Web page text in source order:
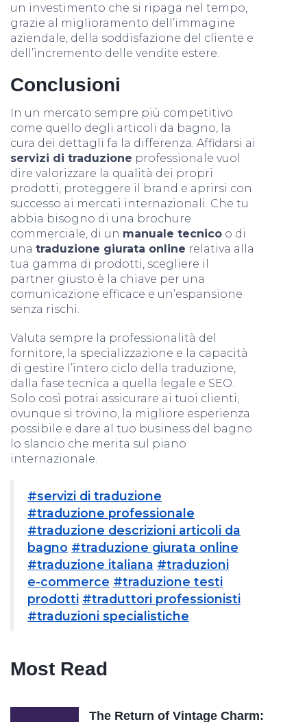
un investimento che si ripaga nel tempo,
grazie al miglioramento dell’immagine
aziendale, della soddisfazione del cliente e
dell’incremento delle vendite estere.
Conclusioni
In un mercato sempre più competitivo
come quello degli articoli da bagno, la
cura dei dettagli fa la differenza. Affidarsi ai
servizi di traduzione professionale vuol
dire valorizzare la qualità dei propri
prodotti, proteggere il brand e aprirsi con
successo ai mercati internazionali. Che tu
abbia bisogno di una brochure
commerciale, di un manuale tecnico o di
una traduzione giurata online relativa alla
tua gamma di prodotti, scegliere il
partner giusto è la chiave per una
comunicazione efficace e un’espansione
senza rischi.
Valuta sempre la professionalità del
fornitore, la specializzazione e la capacità
di gestire l’intero ciclo della traduzione,
dalla fase tecnica a quella legale e SEO.
Solo così potrai assicurare ai tuoi clienti,
ovunque si trovino, la migliore esperienza
possibile e dare al tuo business del bagno
lo slancio che merita sul piano
internazionale.
#servizi di traduzione
#traduzione professionale
#traduzione descrizioni articoli da
bagno #traduzione giurata online
#traduzione italiana #traduzioni
e-commerce #traduzione testi
prodotti #traduttori professionisti
#traduzioni specialistiche
Most Read
The Return of Vintage Charm: